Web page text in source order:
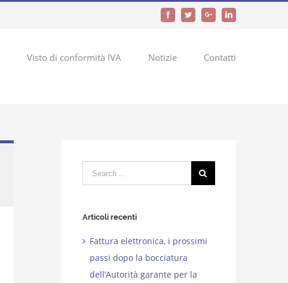
FacebookTwitterGoogle+LinkedIn
Visto di conformità IVA Notizie Contatti
Search
for:
Articoli recenti
Fattura elettronica, i prossimi
passi dopo la bocciatura
dell’Autorità garante per la